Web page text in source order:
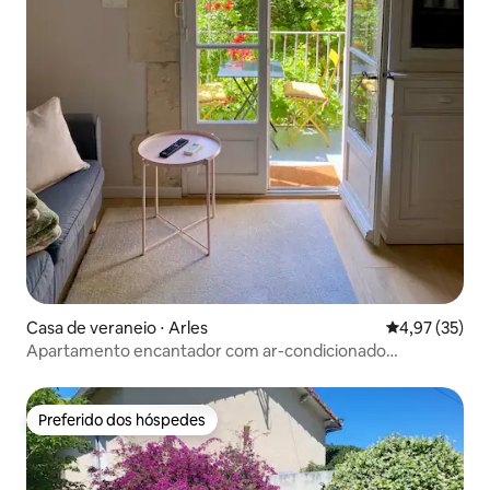
Casa de veraneio ⋅ Arles 4,97 de uma
4,97 (35)
Apartamento encantador com ar-condicionado
Preferido dos hóspedes
Preferido dos hóspedes